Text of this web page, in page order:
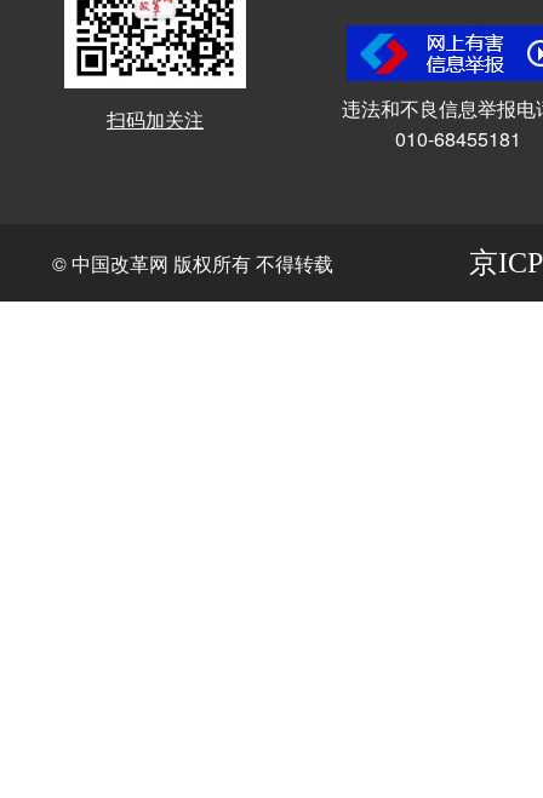
扫码加关注
违法和不良信息举报电
010-68455181
© 中国改革网 版权所有 不得转载 京